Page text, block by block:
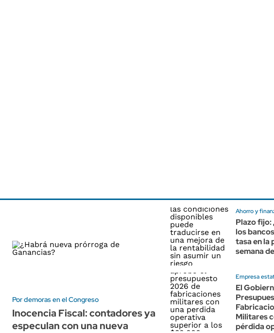
Por demoras en el Congreso
Inocencia Fiscal: contadores ya
especulan con una nueva
Ahorro y
Plazo fijo:
los
tasa en la
semana
Empresa
El
Militares
pérdida